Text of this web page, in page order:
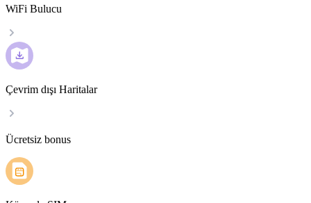
WiFi Bulucu
Çevrim dışı Haritalar
Ücretsiz bonus